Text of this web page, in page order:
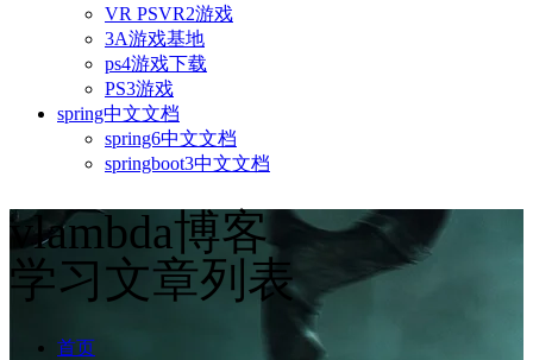
VR PSVR2游戏
3A游戏基地
ps4游戏下载
PS3游戏
spring中文文档
spring6中文文档
springboot3中文文档
vlambda博客
学习文章列表
首页